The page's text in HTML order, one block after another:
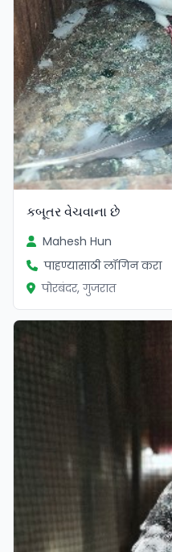
કબૂતર વેચવાના છે
Mahesh Hun
पाहण्यासाठी लॉगिन करा
पोरबंदर, गुजरात